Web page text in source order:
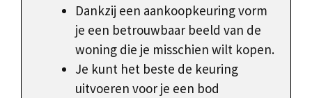
Dankzij een aankoopkeuring vorm
je een betrouwbaar beeld van de
woning die je misschien wilt kopen.
Je kunt het beste de keuring
uitvoeren voor je een bod